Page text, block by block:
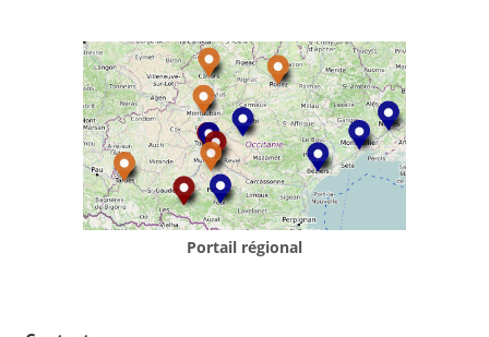
Portail régional